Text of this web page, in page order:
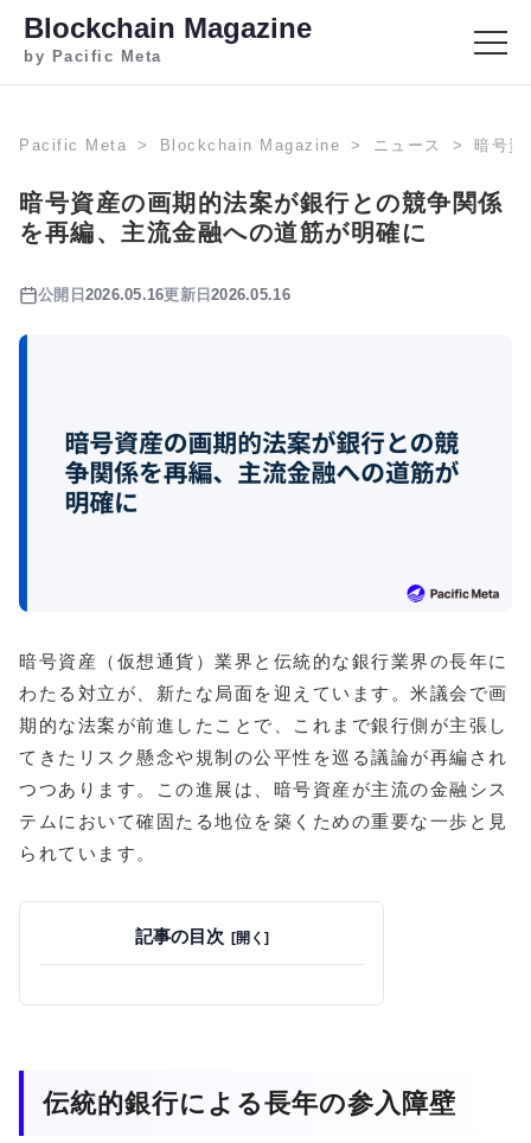
Blockchain Magazine
by Pacific Meta
Pacific Meta Blockchain Magazine ニュース 暗号資
暗号資産の画期的法案が銀行との競争関係
を再編、主流金融への道筋が明確に
公開日 2026.05.16更新日2026.05.16
暗号資産（仮想通貨）業界と伝統的な銀行業界の長年に
わたる対立が、新たな局面を迎えています。米議会で画
期的な法案が前進したことで、これまで銀行側が主張し
てきたリスク懸念や規制の公平性を巡る議論が再編され
つつあります。この進展は、暗号資産が主流の金融シス
テムにおいて確固たる地位を築くための重要な一歩と見
られています。
記事の目次
伝統的銀行による長年の参入障壁